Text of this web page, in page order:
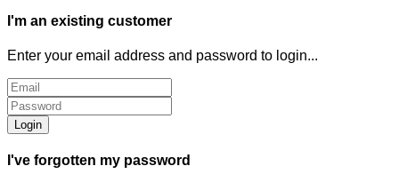
I'm an existing customer
Enter your email address and password to login...
Login
I've forgotten my password